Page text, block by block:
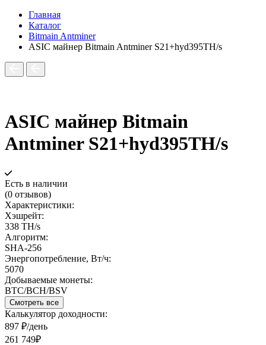
Главная
Каталог
Bitmain Antminer
ASIC майнер Bitmain Antminer S21+hyd395TH/s
ASIC майнер Bitmain
Antminer S21+hyd395TH/s
Есть в наличии
(0 отзывов)
Характеристики:
Хэшрейт:
338 TH/s
Алгоритм:
SHA‑256
Энергопотребление, Вт/ч:
5070
Добываемые монеты:
BTC/BCH/BSV
Смотреть все
Калькулятор доходности:
897 ₽/день
261 749₽